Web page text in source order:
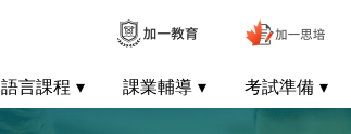
語言課程 課業輔導 考試準備